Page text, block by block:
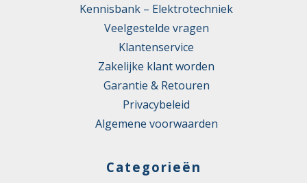
Kennisbank – Elektrotechniek
Veelgestelde vragen
Klantenservice
Zakelijke klant worden
Garantie & Retouren
Privacybeleid
Algemene voorwaarden
Categorieën